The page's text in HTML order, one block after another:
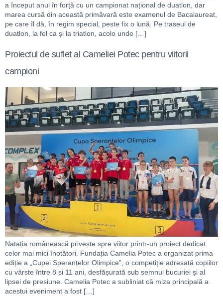
a început anul în forță cu un campionat național de duatlon, dar
marea cursă din această primăvară este examenul de Bacalaureat,
pe care îl dă, în regim special, peste fix o lună. Pe traseul de
duatlon, la fel ca și la triatlon, acolo unde […]
Proiectul de suflet al Cameliei Potec pentru viitorii
campioni
Natația românească privește spre viitor printr-un proiect dedicat
celor mai mici înotători. Fundația Camelia Potec a organizat prima
ediție a „Cupei Speranțelor Olimpice”, o competiție adresată copiilor
cu vârste între 8 și 11 ani, desfășurată sub semnul bucuriei și al
lipsei de presiune. Camelia Potec a subliniat că miza principală a
acestui eveniment a fost […]